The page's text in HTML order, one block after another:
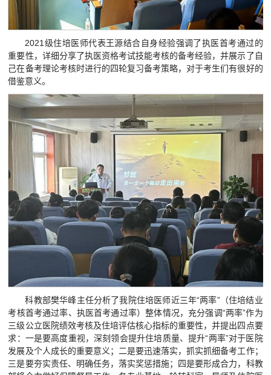
2021级住培医师代表王源结合自身经验强调了执医首考通过的
重要性，详细分享了执医资格考试技能考核的备考经验，并展示了自
己在备考理论考核时进行的四轮复习备考策略，对于考生们有很好的
借鉴意义。
科教部樊华峰主任分析了我院住培医师近三年“两率”（住培结业
考核首考通过率、执医首考通过率）整体情况，充分强调“两率”作为
三级公立医院绩效考核及住培评估核心指标的重要性，并提出四点要
求：一是要高度重视，深刻领会提升住培质量、提升“两率”对于医院
发展及个人成长的重要意义；二是要迅速落实，抓实抓细备考工作；
三是要夯实责任、明确任务，落实奖惩措施；四是要形成合力，科教